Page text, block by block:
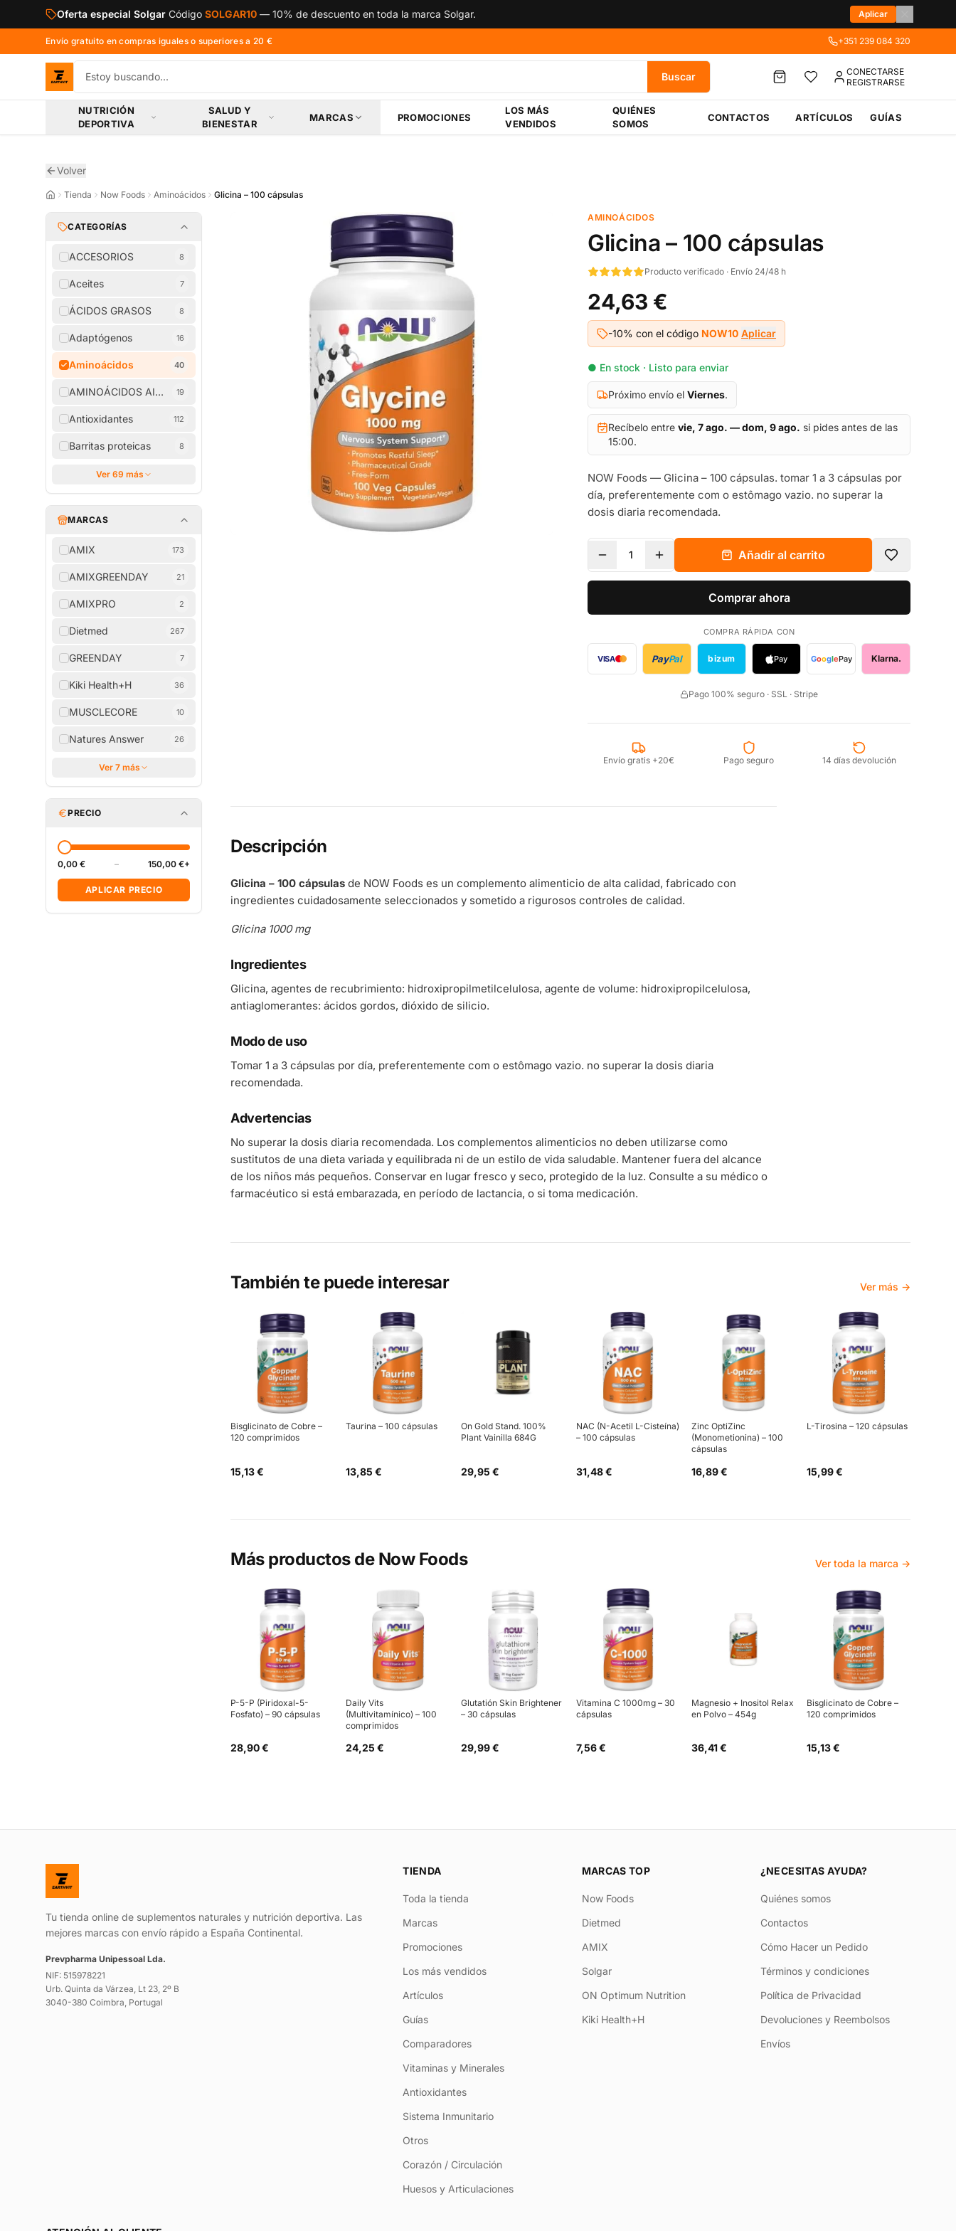
Saltar al contenido principal
Oferta especial Solgar Código SOLGAR10 — 10% de descuento en toda la marca Solgar. Aplicar
Envío gratuito en compras iguales o superiores a 20 € +351 239 084 320
Buscar
CONECTARSE
REGISTRARSE
NUTRICIÓN
DEPORTIVA
SALUD Y
BIENESTAR
MARCAS PROMOCIONES
LOS MÁS
VENDIDOS
QUIÉNES
SOMOS
CONTACTOS ARTÍCULOS GUÍAS
Volver
Tienda Now Foods Aminoácidos Glicina – 100 cápsulas
CATEGORÍAS
ACCESORIOS 8
Aceites 7
ÁCIDOS GRASOS 8
Adaptógenos 16
Aminoácidos 40
AMINOÁCIDOS AISLADOS
19
Antioxidantes 112
Barritas proteicas 8
Ver 69 más
MARCAS
AMIX 173
AMIXGREENDAY 21
AMIXPRO 2
Dietmed 267
GREENDAY 7
Kiki Health+H 36
MUSCLECORE 10
Natures Answer 26
Ver 7 más
PRECIO
0,00 € – 150,00 €+
APLICAR PRECIO
AMINOÁCIDOS
Glicina – 100 cápsulas
Producto verificado · Envío 24/48 h
24,63 €
-10% con el código NOW10 Aplicar
● En stock · Listo para enviar
Próximo envío el Viernes.
Recíbelo entre vie, 7 ago. — dom, 9 ago. si pides antes de las
15:00.
NOW Foods — Glicina – 100 cápsulas. tomar 1 a 3 cápsulas por
día, preferentemente com o estômago vazio. no superar la
dosis diaria recomendada.
1 Añadir al carrito
Comprar ahora
COMPRA RÁPIDA CON
VISA PayPal bizum Pay GooglePay Klarna.
Pago 100% seguro · SSL · Stripe
Envío gratis +20€ Pago seguro 14 días devolución
Descripción
Glicina – 100 cápsulas de NOW Foods es un complemento alimenticio de alta calidad, fabricado con
ingredientes cuidadosamente seleccionados y sometido a rigurosos controles de calidad.
Glicina 1000 mg
Ingredientes
Glicina, agentes de recubrimiento: hidroxipropilmetilcelulosa, agente de volume: hidroxipropilcelulosa,
antiaglomerantes: ácidos gordos, dióxido de silicio.
Modo de uso
Tomar 1 a 3 cápsulas por día, preferentemente com o estômago vazio. no superar la dosis diaria
recomendada.
Advertencias
No superar la dosis diaria recomendada. Los complementos alimenticios no deben utilizarse como
sustitutos de una dieta variada y equilibrada ni de un estilo de vida saludable. Mantener fuera del alcance
de los niños más pequeños. Conservar en lugar fresco y seco, protegido de la luz. Consulte a su médico o
farmacéutico si está embarazada, en período de lactancia, o si toma medicación.
También te puede interesar Ver más →
Bisglicinato de Cobre –
120 comprimidos
15,13 €
Taurina – 100 cápsulas
13,85 €
On Gold Stand. 100%
Plant Vainilla 684G
29,95 €
NAC (N-Acetil L-Cisteína)
– 100 cápsulas
31,48 €
Zinc OptiZinc
(Monometionina) – 100
cápsulas
16,89 €
L-Tirosina – 120 cápsulas
15,99 €
Más productos de Now Foods Ver toda la marca →
P-5-P (Piridoxal-5-
Fosfato) – 90 cápsulas
28,90 €
Daily Vits
(Multivitamínico) – 100
comprimidos
24,25 €
Glutatión Skin Brightener
– 30 cápsulas
29,99 €
Vitamina C 1000mg – 30
cápsulas
7,56 €
Magnesio + Inositol Relax
en Polvo – 454g
36,41 €
Bisglicinato de Cobre –
120 comprimidos
15,13 €
Tu tienda online de suplementos naturales y nutrición deportiva. Las
mejores marcas con envío rápido a España Continental.
Prevpharma Unipessoal Lda.
NIF: 515978221
Urb. Quinta da Várzea, Lt 23, 2º B
3040-380 Coimbra, Portugal
TIENDA
Toda la tienda
Marcas
Promociones
Los más vendidos
Artículos
Guías
Comparadores
Vitaminas y Minerales
Antioxidantes
Sistema Inmunitario
Otros
Corazón / Circulación
Huesos y Articulaciones
MARCAS TOP
Now Foods
Dietmed
AMIX
Solgar
ON Optimum Nutrition
Kiki Health+H
¿NECESITAS AYUDA?
Quiénes somos
Contactos
Cómo Hacer un Pedido
Términos y condiciones
Política de Privacidad
Devoluciones y Reembolsos
Envíos